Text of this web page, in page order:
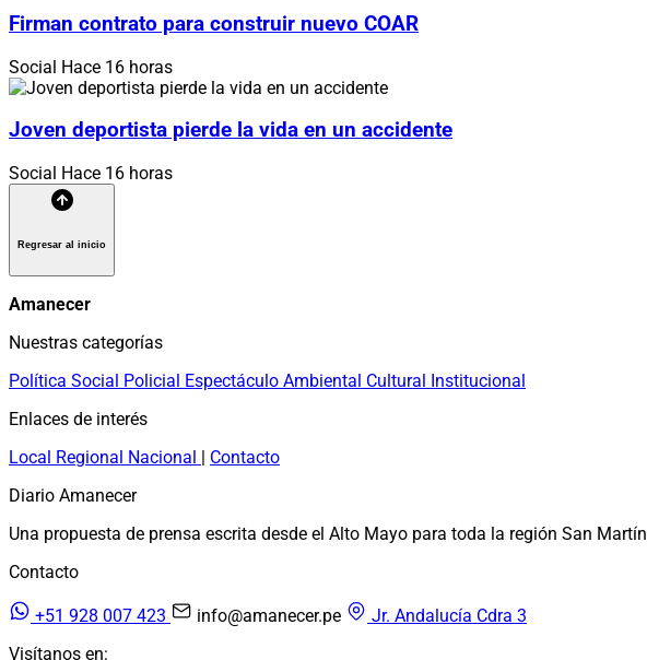
Firman contrato para construir nuevo COAR
Social Hace 16 horas
Joven deportista pierde la vida en un accidente
Social Hace 16 horas
Regresar al inicio
Amanecer
Nuestras categorías
Política Social Policial Espectáculo Ambiental Cultural Institucional
Enlaces de interés
Local Regional Nacional | Contacto
Diario Amanecer
Una propuesta de prensa escrita desde el Alto Mayo para toda la región San Martín
Contacto
+51 928 007 423 info@amanecer.pe
Jr. Andalucía Cdra 3
Visítanos en: